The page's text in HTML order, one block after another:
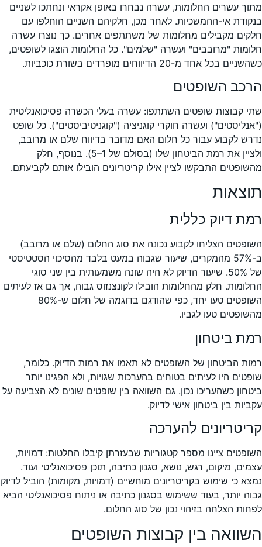
מתוך עשרים החלומות, עשרה נבחרו באופן אקראי ונחתכו לשניים
בנקודת אי-ההמשכיות. לאחר מכן, חלקיהם השניים הוחלפו עם
חלקים מקבילים מחלומות של משתתפים אחרים. כך נוצרו עשרה
חלומות "מרובבים" ועשרה "שלמים". כל החלומות הוצגו לשופטים,
כשהשניים בכל אחד מ-20 הדיווחים מופרדים בשורת כוכביות.
הרכב השופטים
שתי קבוצות שופטים השתתפו: עשרה בעלי הכשרה פסיכואנליטית
("אנליסטים") ועשרה חוקרי קוגניציה ("קוגניטיביסטים"). כל שופט
נדרש לקבוע עבור כל חלום האם מדובר בדיווח שלם או מרובב,
ולציין את רמת הביטחון שלו (בסולם של 1–5). בנוסף, חלק
מהשופטים התבקשו לציין אילו קריטריונים הובילו אותם לקביעתם.
תוצאות
רמת דיוק כללית
השופטים הצליחו לקבוע נכונה את סוג החלום (שלם או מרובב)
ב-57% מהמקרים, שיעור שגבוה במעט בלבד מהסיכוי הסטטיסטי
של 50%. שיעור הדיוק לא היה שונה משמעותית בין שני סוגי
החלומות. חלק מהחלומות הובילו לקונצנזוס גבוה, אך גם אז לעיתים
השופטים טעו יחד, כפי שהודגם בדוגמה של חלום ש-80%
מהשופטים טעו לגביו.
רמת ביטחון
רמות הביטחון של השופטים לא תאמו את רמות הדיוק. כלומר,
שופטים היו לעיתים בטוחים בהערכות שגויות, ולא הפגינו יותר
ביטחון כשהעריכו נכון. גם השוואה בין שופטים שונים לא הצביעה על
עקביות בין ביטחון אישי לדיוק.
קריטריונים להערכה
השופטים ציינו מספר קטגוריות שבעזרתן קיבלו החלטות: דמויות,
עצמים, מיקום, רגש, נושא, סגנון כתיבה, תוכן פסיכואנליטי ועוד.
נמצא כי שימוש בקריטריונים מוחשיים (דמויות, מקומות) הוביל לדיוק
גבוה יותר, בעוד ששימוש בסגנון כתיבה או ניתוח פסיכואנליטי הביא
לפחות הצלחה בזיהוי נכון של סוג החלום.
השוואה בין קבוצות השופטים